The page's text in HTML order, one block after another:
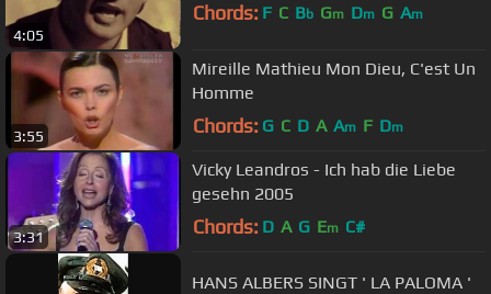
4:05
Chords: F C Bb Gm Dm G Am
3:55
Mireille Mathieu Mon Dieu, C'est Un
Homme
Chords: G C D A Am F Dm
3:31
Vicky Leandros - Ich hab die Liebe
gesehn 2005
Chords: D A G Em C#
HANS ALBERS SINGT ' LA PALOMA '